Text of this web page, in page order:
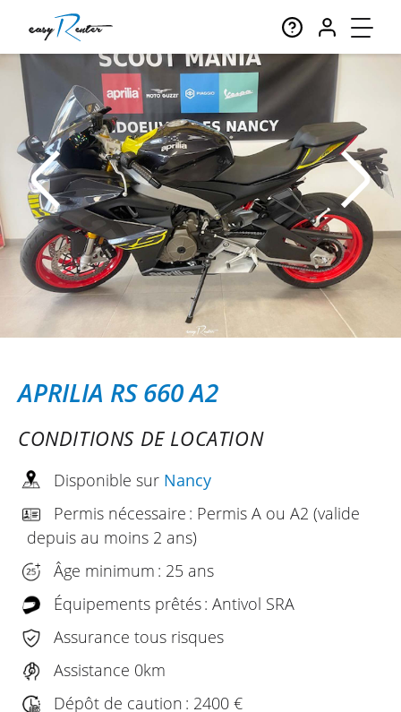
APRILIA RS 660 A2
CONDITIONS DE LOCATION
Disponible sur Nancy
Permis nécessaire : Permis A ou A2 (valide
depuis au moins 2 ans)
Âge minimum : 25 ans
Équipements prêtés : Antivol SRA
Assurance tous risques
Assistance 0km
Dépôt de caution : 2400 €